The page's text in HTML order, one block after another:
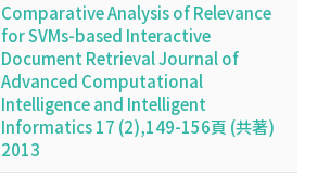
Comparative Analysis of Relevance
for SVMs-based Interactive
Document Retrieval Journal of
Advanced Computational
Intelligence and Intelligent
Informatics 17 (2),149-156頁 (共著)
2013